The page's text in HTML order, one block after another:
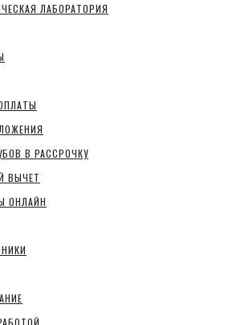
ЛАБОРАТОРИЯ
В РАССРОЧКУ
ВЫЧЕТ
ОНЛАЙН